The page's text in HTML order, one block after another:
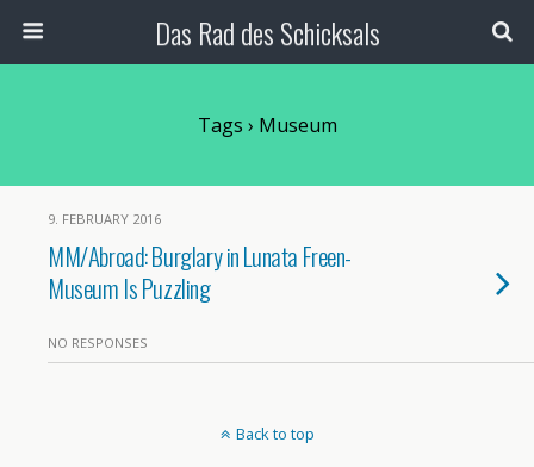
Das Rad des Schicksals
Tags › Museum
9. FEBRUARY 2016
MM/Abroad: Burglary in Lunata Freen-
Museum Is Puzzling
NO RESPONSES
Back to top